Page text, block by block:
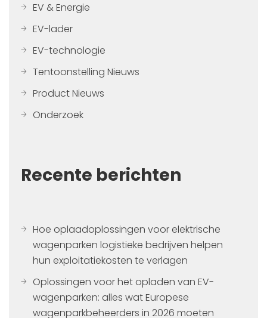
EV & Energie
EV-lader
EV-technologie
Tentoonstelling Nieuws
Product Nieuws
Onderzoek
Recente berichten
Hoe oplaadoplossingen voor elektrische
wagenparken logistieke bedrijven helpen
hun exploitatiekosten te verlagen
Oplossingen voor het opladen van EV-
wagenparken: alles wat Europese
wagenparkbeheerders in 2026 moeten